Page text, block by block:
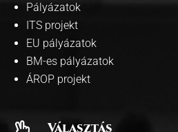
Pályázatok
ITS projekt
EU pályázatok
BM-es pályázatok
ÁROP projekt
Választás